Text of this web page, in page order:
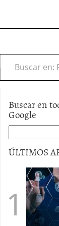
Buscar en:
Buscar en
Google
ÚLTIMOS